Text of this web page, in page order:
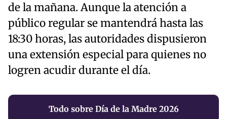
de la mañana. Aunque la atención a
público regular se mantendrá hasta las
18:30 horas, las autoridades dispusieron
una extensión especial para quienes no
logren acudir durante el día.
Todo sobre Día de la Madre 2026